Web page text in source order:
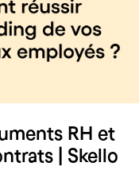
RH et
| Skello